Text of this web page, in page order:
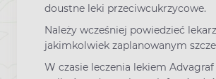
doustne leki przeciwcukrzycowe.
Należy wcześniej powiedzieć
jakimkolwiek zaplanowanym
W czasie leczenia lekiem Advagraf